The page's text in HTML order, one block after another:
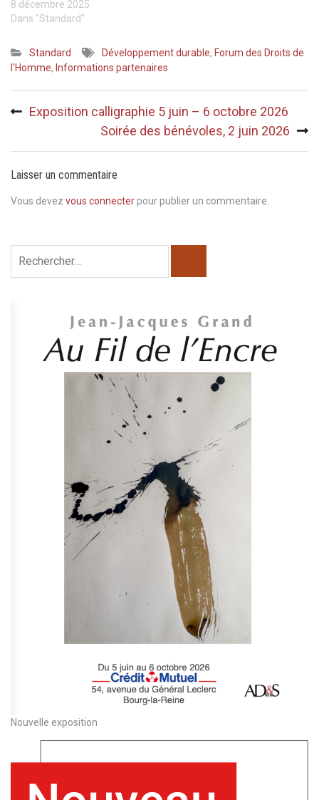
8 décembre 2025
Dans "Standard"
Standard Développement durable, Forum des Droits de
l'Homme, Informations partenaires
Exposition calligraphie 5 juin – 6 octobre 2026
Soirée des bénévoles, 2 juin 2026
Laisser un commentaire
Vous devez vous connecterpour publier un commentaire.
Nouvelle exposition